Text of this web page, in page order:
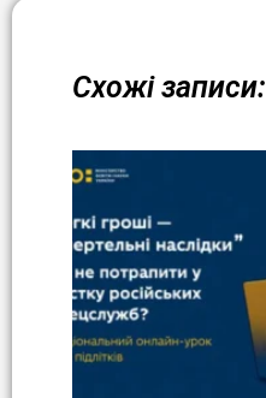
Схожі записи: